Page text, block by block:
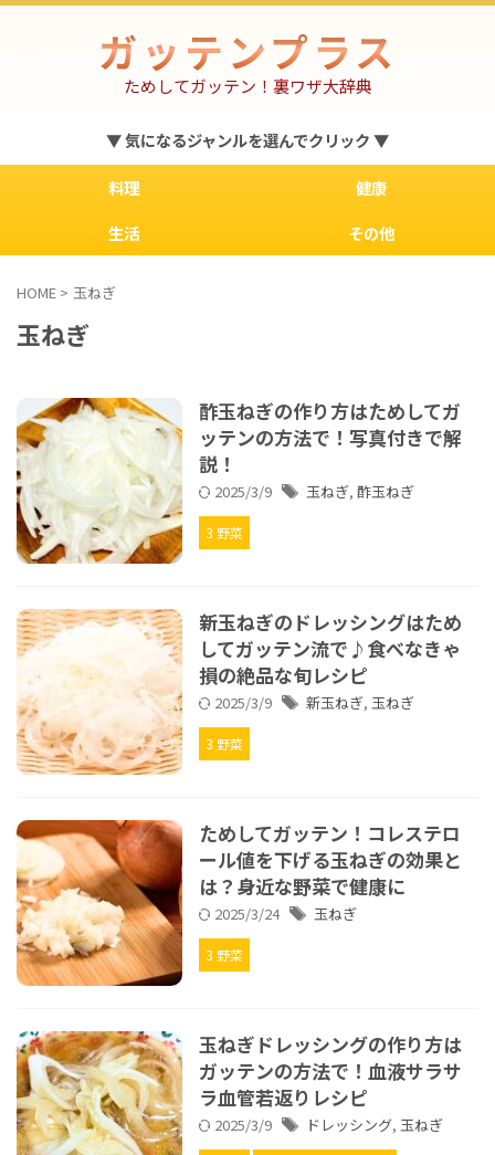
ガッテンプラス
ためしてガッテン！裏ワザ大辞典
▼ 気になるジャンルを選んでクリック ▼
料理
健康
生活
その他
HOME > 玉ねぎ
玉ねぎ
酢玉ねぎの作り方はためしてガ
ッテンの方法で！写真付きで解
説！
2025/3/9 玉ねぎ, 酢玉ねぎ
3 野菜
新玉ねぎのドレッシングはため
してガッテン流で♪食べなきゃ
損の絶品な旬レシピ
2025/3/9 新玉ねぎ, 玉ねぎ
3 野菜
ためしてガッテン！コレステロ
ール値を下げる玉ねぎの効果と
は？身近な野菜で健康に
2025/3/24 玉ねぎ
3 野菜
玉ねぎドレッシングの作り方は
ガッテンの方法で！血液サラサ
ラ血管若返りレシピ
2025/3/9 ドレッシング, 玉ねぎ